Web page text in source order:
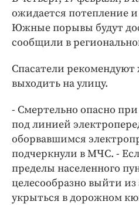
Интересное чтиво
Клиника года
Бренд года
ожидается потепление
Южные порывы будут
сообщили в
Спасатели
выходить на улицу.
- Смертельно опасно
под линией
оборвавшимся
подчеркнули в МЧС. -
пределы населенного
целесообразно выйти
укрыться в дорожном